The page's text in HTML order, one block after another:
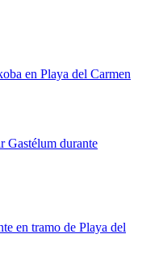
en Playa del Carmen
Gastélum durante
en tramo de Playa del